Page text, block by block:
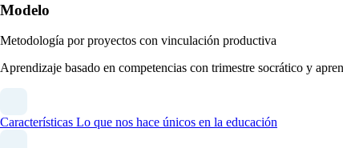
Modelo
Metodología por proyectos con vinculación productiva
Aprendizaje basado en competencias con trimestre socrático y
Características Lo que nos hace únicos en la educación